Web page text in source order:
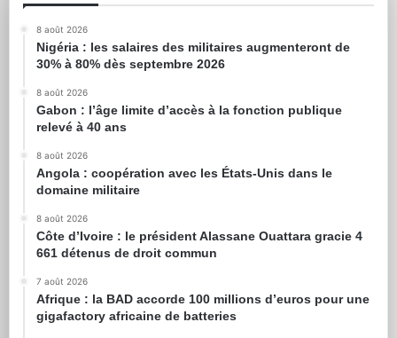
8 août 2026
Nigéria : les salaires des militaires augmenteront de
30% à 80% dès septembre 2026
8 août 2026
Gabon : l’âge limite d’accès à la fonction publique
relevé à 40 ans
8 août 2026
Angola : coopération avec les États-Unis dans le
domaine militaire
8 août 2026
Côte d’Ivoire : le président Alassane Ouattara gracie 4
661 détenus de droit commun
7 août 2026
Afrique : la BAD accorde 100 millions d’euros pour une
gigafactory africaine de batteries